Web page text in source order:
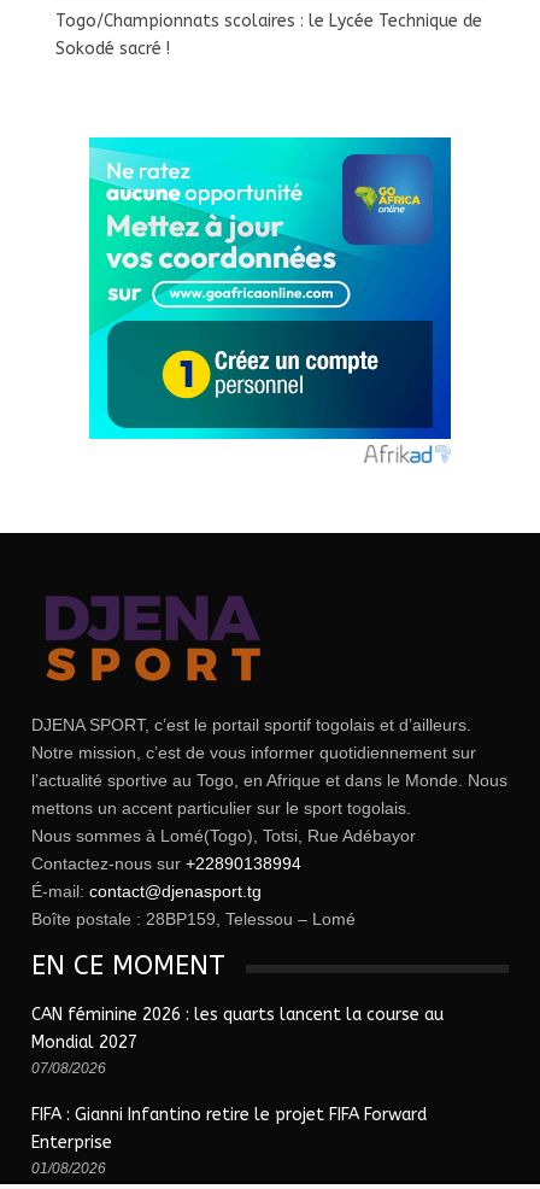
Togo/Championnats scolaires : le Lycée Technique de
Sokodé sacré !
DJENA SPORT, c’est le portail sportif togolais et d’ailleurs.
Notre mission, c’est de vous informer quotidiennement sur
l’actualité sportive au Togo, en Afrique et dans le Monde. Nous
mettons un accent particulier sur le sport togolais.
Nous sommes à Lomé(Togo), Totsi, Rue Adébayor
Contactez-nous sur +22890138994
É-mail: contact@djenasport.tg
Boîte postale : 28BP159, Telessou – Lomé
EN CE MOMENT
CAN féminine 2026 : les quarts lancent la course au
Mondial 2027
07/08/2026
FIFA : Gianni Infantino retire le projet FIFA Forward
Enterprise
01/08/2026